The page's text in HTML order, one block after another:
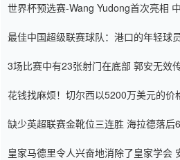
世界杯预选赛-Wang Yudong首次亮相
最佳中国超级联赛球队：港口的年轻球
3场比赛中有23张射门在底部 郭安无效
花钱找麻烦！切尔西以5200万美元的价
缺少英超联赛金靴位三连胜 海拉德落后
皇家马德里令人兴奋地消除了皇家学会